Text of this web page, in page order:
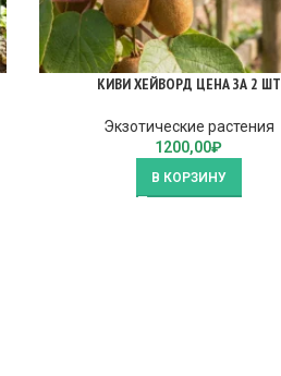
КИВИ ХЕЙВОРД ЦЕНА ЗА 2 ШТ
Экзотические растения
1200,00₽
В КОРЗИНУ